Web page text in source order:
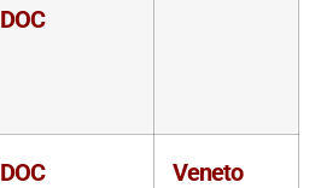
DOC
DOC Veneto